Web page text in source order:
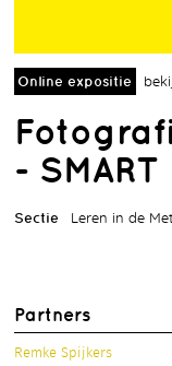
Online expositie
-
Sectie Leren in de
Partners
Remke Spijkers